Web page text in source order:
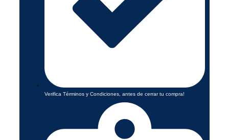
Verifica Términos y Condiciones, antes de cerrar tu compra!